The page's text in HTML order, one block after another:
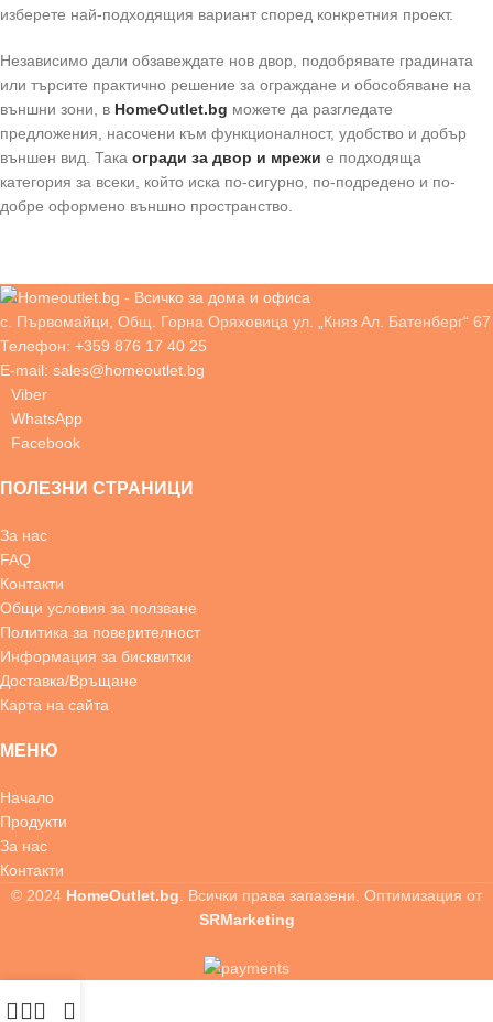
изберете най-подходящия вариант според конкретния проект.
Независимо дали обзавеждате нов двор, подобрявате градината
или търсите практично решение за ограждане и обособяване на
външни зони, в HomeOutlet.bg можете да разгледате
предложения, насочени към функционалност, удобство и добър
външен вид. Така огради за двор и мрежи е подходяща
категория за всеки, който иска по-сигурно, по-подредено и по-
добре оформено външно пространство.
с. Първомайци, Общ. Горна Оряховица ул. „Княз Ал. Батенберг“ 67
Телефон: +359 876 17 40 25
E-mail: sales@homeoutlet.bg
Viber
WhatsApp
Facebook
ПОЛЕЗНИ СТРАНИЦИ
За нас
FAQ
Контакти
Общи условия за ползване
Политика за поверителност
Информация за бисквитки
Доставка/Връщане
Карта на сайта
МЕНЮ
Начало
Продукти
За нас
Контакти
© 2024 HomeOutlet.bg. Всички права запазени. Оптимизация от
SRMarketing